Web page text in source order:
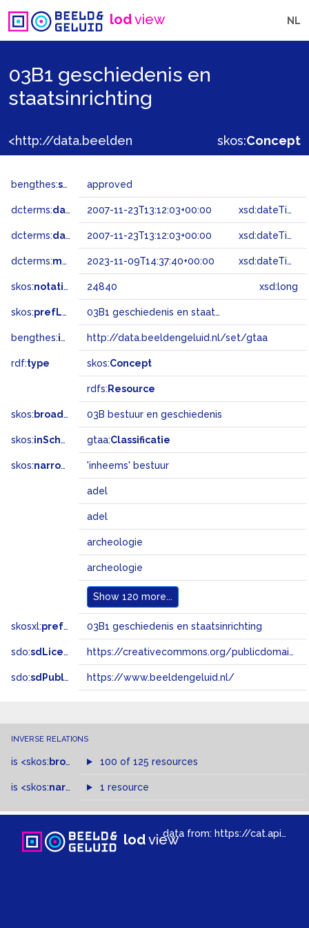
lodview NL
03B1 geschiedenis en
staatsinrichting
skos:Concept
bengthes:status approved
dcterms:dateAccepted 2007-11-23T13:12:03+00:00 xsd:dateTime
dcterms:dateSubmitted 2007-11-23T13:12:03+00:00 xsd:dateTime
dcterms:modified 2023-11-09T14:37:40+00:00 xsd:dateTime
skos:notation 24840 xsd:long
skos:prefLabel 03B1 geschiedenis en staatsinrichting
bengthes:inSet http://data.beeldengeluid.nl/set/gtaa
rdf:type skos:Concept
rdfs: Resource
skos: broader 03B bestuur en geschiedenis
skos:inScheme gtaa:Classificatie
skos:narrowMatch 'inheems' bestuur
adel
adel
archeologie
archeologie
Show 120 more...
skosxl:prefLabel 03B1 geschiedenis en staatsinrichting
sdo:sdLicense https://creativecommons.org/publicdomain/zero/1.0/
sdo:sdPublisher https://www.beeldengeluid.nl/
INVERSE RELATIONS
is <skos: broadMatch >of
100 of 125 resources
is <skos:narrower >of
1 resource
lodviewdata from: https://cat.apis.beeldengeluid.nl/sparql